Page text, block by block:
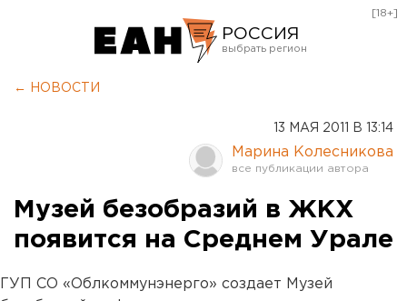
РОССИЯ
Оренбург
[18+]
← НОВОСТИ
13 МАЯ 2011 В 13:14
Марина Колесникова
Музей безобразий в ЖКХ
появится на Среднем Урале
ГУП СО «Облкоммунэнерго» создает Музей